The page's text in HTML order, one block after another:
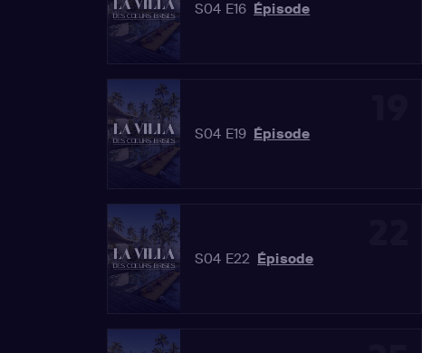
S04 E16 Épisode
S04 E19 Épisode
S04 E22 Épisode